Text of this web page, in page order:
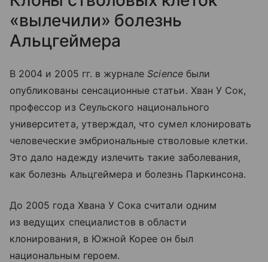
«вылечили» болезнь
Альцгеймера
В 2004 и 2005 гг. в журналеScienceбыли
опубликованы сенсационные статьи. Хван У Сок,
профессор из Сеульского национального
университета, утверждал, что сумел клонировать
человеческие эмбриональные стволовые клетки.
Это дало надежду излечить такие заболевания,
как болезнь Альцгеймера и болезнь Паркинсона.
До 2005 года Хвана У Сока считали одним
из ведущих специалистов в области
клонирования, в Южной Корее он был
национальным героем.